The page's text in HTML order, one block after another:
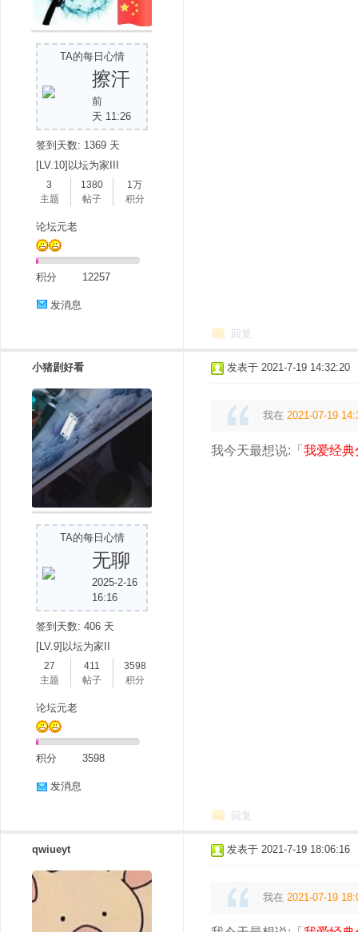
TA的每日心情
擦汗
前
天 11:26
签到天数: 1369 天
[LV.10]以坛为家III
3
主题
1380
帖子
1万
积分
论坛元老
积分 12257
发消息
回复
小猪剧好看
TA的每日心情
无聊
2025-2-16
16:16
签到天数: 406 天
[LV.9]以坛为家II
27
主题
411
帖子
3598
积分
论坛元老
积分 3598
发消息
发表于 2021-7-19 14:32:20
我在 2021-07-19
我今天最想说:「 我爱经典
回复
qwiueyt 发表于 2021-7-19 18:06:16
我在 2021-07-19